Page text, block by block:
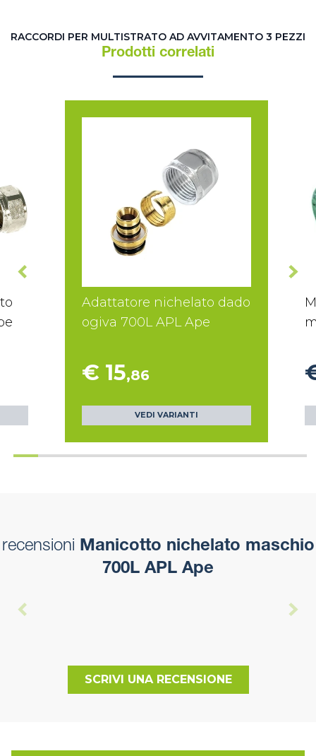
RACCORDI PER MULTISTRATO AD AVVITAMENTO 3 PEZZI
Prodotti correlati
Adattatore nichelato dado
ogiva 700L APL Ape
€ 15,86
VEDI VARIANTI
recensioni Manicotto nichelato maschio
700L APL Ape
SCRIVI UNA RECENSIONE